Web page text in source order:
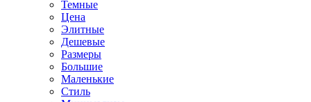
Темные
Цена
Элитные
Дешевые
Размеры
Большие
Маленькие
Стиль